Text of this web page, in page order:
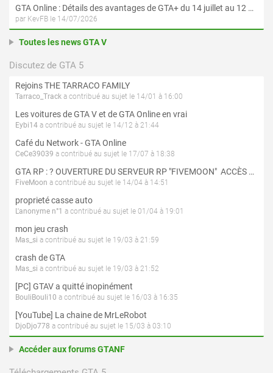
GTA Online : Détails des avantages de GTA+ du 14 juillet au 12 août
par KevFB le 14/07/2026
Toutes les news GTA V
Discutez de GTA 5
Rejoins THE TARRACO FAMILY
Tarraco_Track a contribué au sujet le 14/01 à 16:00
Les voitures de GTA V et de GTA Online en vrai
Eybi14 a contribué au sujet le 14/12 à 21:44
Café du Network - GTA Online
CeCe39039 a contribué au sujet le 17/07 à 18:38
GTA RP : ? OUVERTURE DU SERVEUR RP "FIVEMOON"  ACCÈS LIBRE ?
FiveMoon a contribué au sujet le 14/04 à 14:51
proprieté casse auto
L'anonyme n°1 a contribué au sujet le 01/04 à 19:01
mon jeu crash
Mas_si a contribué au sujet le 19/03 à 21:59
crash de GTA
Mas_si a contribué au sujet le 19/03 à 21:52
[PC] GTAV a quitté inopinément
BouliBouli10 a contribué au sujet le 16/03 à 16:35
[YouTube] La chaine de MrLeRobot
DjoDjo778 a contribué au sujet le 15/03 à 03:10
Accéder aux forums GTANF